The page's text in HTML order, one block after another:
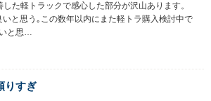
た軽トラックで感心した部分が沢山あります。
と思う｡この数年以内にまた軽トラ購入検討中で
と思…
りすぎ